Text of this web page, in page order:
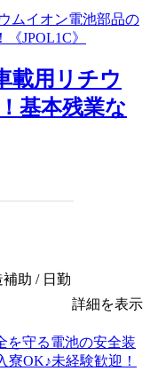
載用リチウ
基本残業な
助 / 日勤
詳細を表示